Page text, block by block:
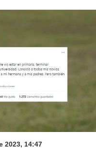
que se ha
en redes
2023, 14:47